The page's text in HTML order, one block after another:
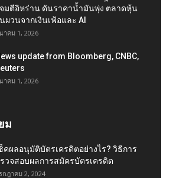
มตีอิหร่าน ดันราคาน้ำมันพุ่ง ตลาดหุ้น
ผวนจากเงินเฟ้อและ AI
าคม 1, 2026
update from Bloomberg, CNBC,
าคม 1, 2026
ม
คผลอนุมัติบัตรเครดิตอย่างไร? วิธีการ
วจสอบผลการสมัครบัตรเครดิต
กฎาคม 2, 2024